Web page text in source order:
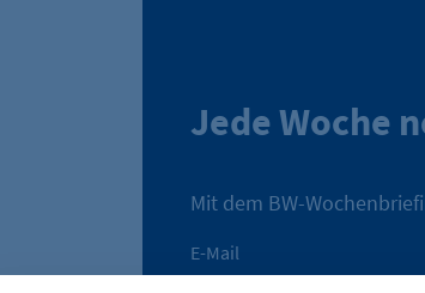
Jede Woche
Mit dem BW-
E-Mail